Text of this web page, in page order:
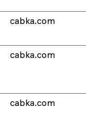
cabka.com
cabka.com
cabka.com